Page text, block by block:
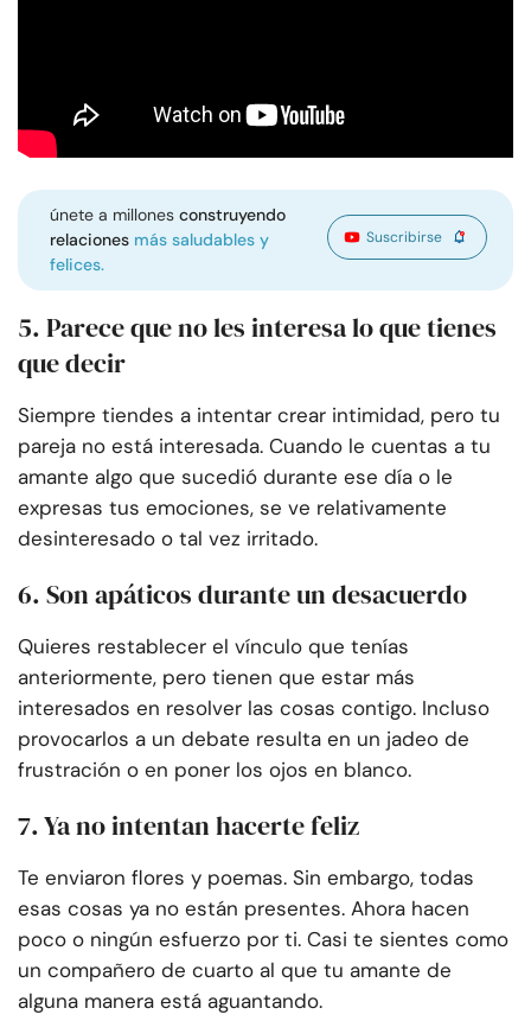
únete a millonesconstruyendo
relaciones más saludables y
felices.
Suscribirse
5. Parece que no les interesa lo que tienes
que decir
Siempre tiendes a intentar crear intimidad, pero tu
pareja no está interesada. Cuando le cuentas a tu
amante algo que sucedió durante ese día o le
expresas tus emociones, se ve relativamente
desinteresado o tal vez irritado.
6. Son apáticos durante un desacuerdo
Quieres restablecer el vínculo que tenías
anteriormente, pero tienen que estar más
interesados en resolver las cosas contigo. Incluso
provocarlos a un debate resulta en un jadeo de
frustración o en poner los ojos en blanco.
7. Ya no intentan hacerte feliz
Te enviaron flores y poemas. Sin embargo, todas
esas cosas ya no están presentes. Ahora hacen
poco o ningún esfuerzo por ti. Casi te sientes como
un compañero de cuarto al que tu amante de
alguna manera está aguantando.